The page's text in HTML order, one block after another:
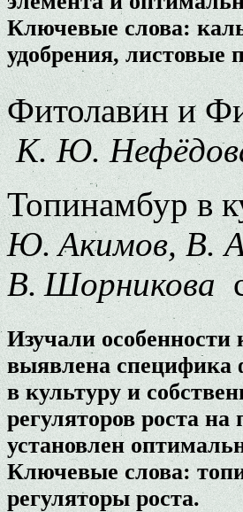
Ключевые слова:
удобрения, листовые
Фитолавин и
К. Ю.
Топинамбур в
Ю. Акимов, В.
В. Шорникова
Изучали
выявлена специфика
в культуру и
регуляторов роста
установлен
Ключевые слова:
регуляторы роста.